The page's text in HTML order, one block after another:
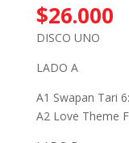
$26.000
DISCO UNO
LADO A
A1 Swapan Tari
A2 Love Theme